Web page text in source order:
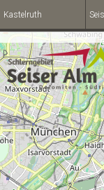
Kastelruth